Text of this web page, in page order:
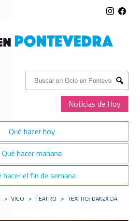
Buscar:
Submit
Noticias de Hoy
Qué hacer hoy
Qué hacer mañana
hacer el fin de semana
> VIGO > TEATRO > TEATRO: DANZA DA